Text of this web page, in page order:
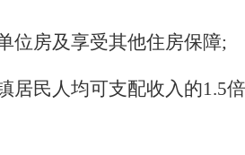
位房及享受其他住房保障;
居民人均可支配收入的1.5倍